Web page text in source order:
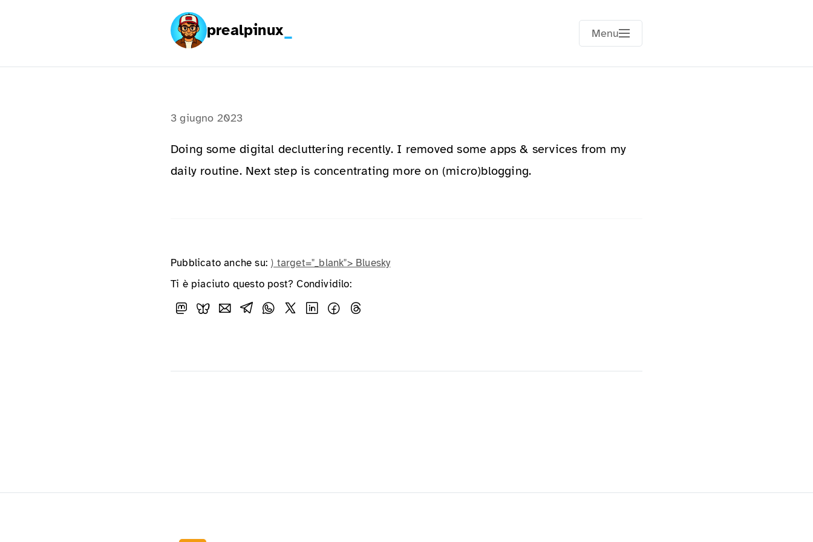
prealpinux Menu
3 giugno 2023
Doing some digital decluttering recently. I removed some apps & services from my
daily routine. Next step is concentrating more on (micro)blogging.
Pubblicato anche su: ) target="_blank"> Bluesky
Ti è piaciuto questo post? Condividilo: